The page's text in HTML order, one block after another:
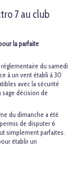
7 au club
la parfaite
du samedi
à un vent établi à 30
avec la sécurité
décision de
du dimanche a été
de disputer 6
simplement parfaites.
établir un